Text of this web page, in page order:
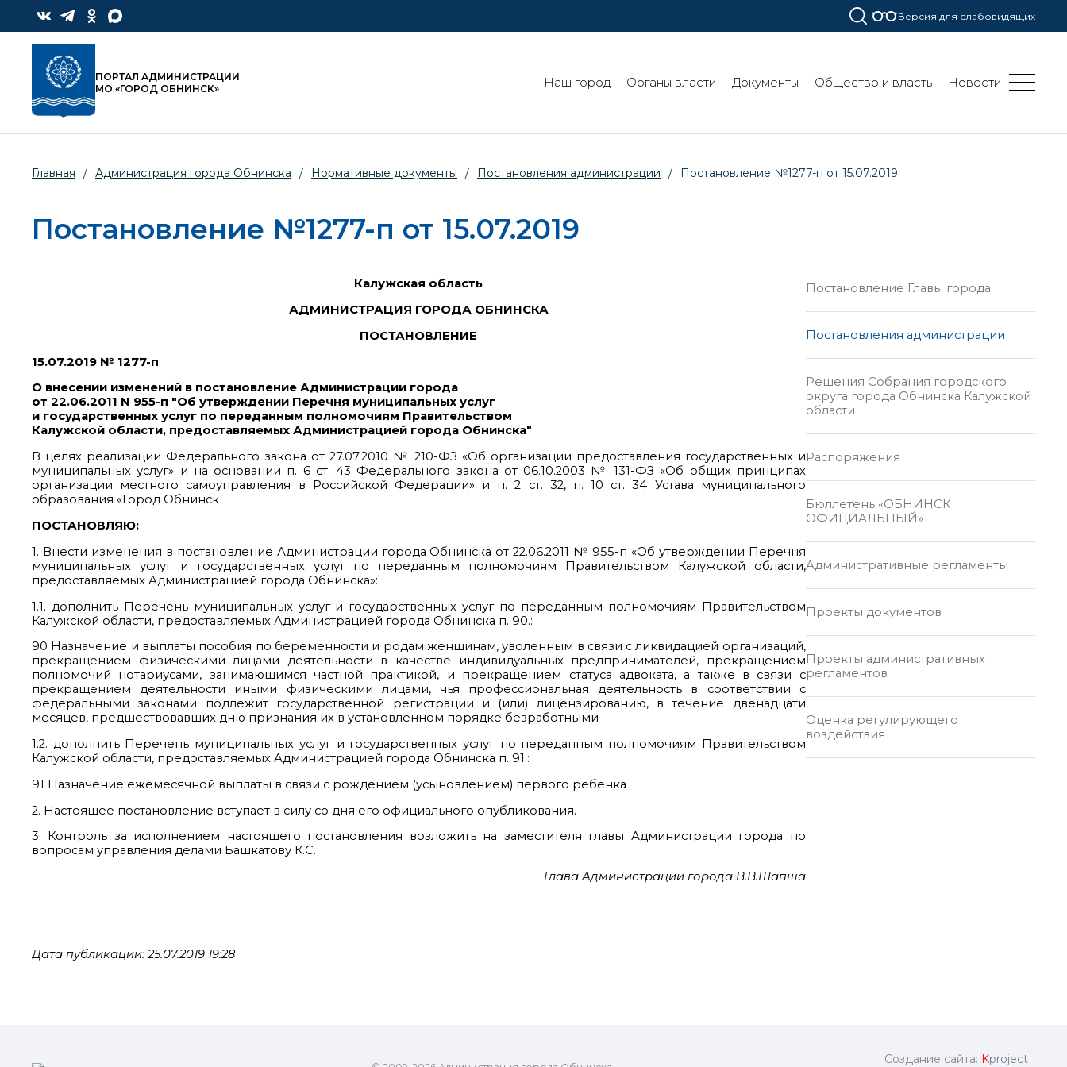
Версия для слабовидящих
ПОРТАЛ АДМИНИСТРАЦИИ
МО «ГОРОД ОБНИНСК»
Наш город Органы власти Документы Общество и власть Новости
Главная / Администрация города Обнинска / Нормативные документы / Постановления администрации / Постановление №1277-п от 15.07.2019
Постановление №1277-п от 15.07.2019
Калужская область
АДМИНИСТРАЦИЯ ГОРОДА ОБНИНСКА
ПОСТАНОВЛЕНИЕ
15.07.2019 № 1277-п
О внесении изменений в постановление Администрации города
от 22.06.2011 N 955-п "Об утверждении Перечня муниципальных услуг
и государственных услуг по переданным полномочиям Правительством
Калужской области, предоставляемых Администрацией города Обнинска"
В целях реализации Федерального закона от 27.07.2010 № 210-ФЗ «Об организации предоставления государственных и
муниципальных услуг» и на основании п. 6 ст. 43 Федерального закона от 06.10.2003 № 131-ФЗ «Об общих принципах
организации местного самоуправления в Российской Федерации» и п. 2 ст. 32, п. 10 ст. 34 Устава муниципального
образования «Город Обнинск
ПОСТАНОВЛЯЮ:
1. Внести изменения в постановление Администрации города Обнинска от 22.06.2011 № 955-п «Об утверждении Перечня
муниципальных услуг и государственных услуг по переданным полномочиям Правительством Калужской области,
предоставляемых Администрацией города Обнинска»:
1.1. дополнить Перечень муниципальных услуг и государственных услуг по переданным полномочиям Правительством
Калужской области, предоставляемых Администрацией города Обнинска п. 90.:
90 Назначение и выплаты пособия по беременности и родам женщинам, уволенным в связи с ликвидацией организаций,
прекращением физическими лицами деятельности в качестве индивидуальных предпринимателей, прекращением
полномочий нотариусами, занимающимся частной практикой, и прекращением статуса адвоката, а также в связи с
прекращением деятельности иными физическими лицами, чья профессиональная деятельность в соответствии с
федеральными законами подлежит государственной регистрации и (или) лицензированию, в течение двенадцати
месяцев, предшествовавших дню признания их в установленном порядке безработными
1.2. дополнить Перечень муниципальных услуг и государственных услуг по переданным полномочиям Правительством
Калужской области, предоставляемых Администрацией города Обнинска п. 91.:
91 Назначение ежемесячной выплаты в связи с рождением (усыновлением) первого ребенка
2. Настоящее постановление вступает в силу со дня его официального опубликования.
3. Контроль за исполнением настоящего постановления возложить на заместителя главы Администрации города по
вопросам управления делами Башкатову К.С.
Глава Администрации города В.В.Шапша
Дата публикации: 25.07.2019 19:28
Постановление Главы города
Постановления администрации
Решения Собрания городского
округа города Обнинска Калужской
области
Распоряжения
Бюллетень «ОБНИНСК
ОФИЦИАЛЬНЫЙ»
Административные регламенты
Проекты документов
Проекты административных
регламентов
Оценка регулирующего
воздействия
Создание сайта: Kproject